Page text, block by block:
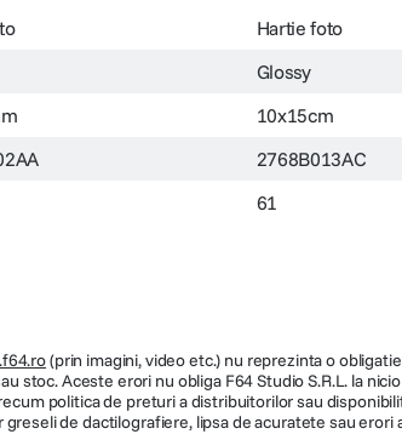
Hartie foto
Glossy
10x15cm
2768B013AC
61
(prin imagini, video etc.) nu reprezinta o
stoc. Aceste erori nu obliga F64 Studio S.R.L. la
politica de preturi a distribuitorilor sau
de dactilografiere, lipsa de acuratete sau